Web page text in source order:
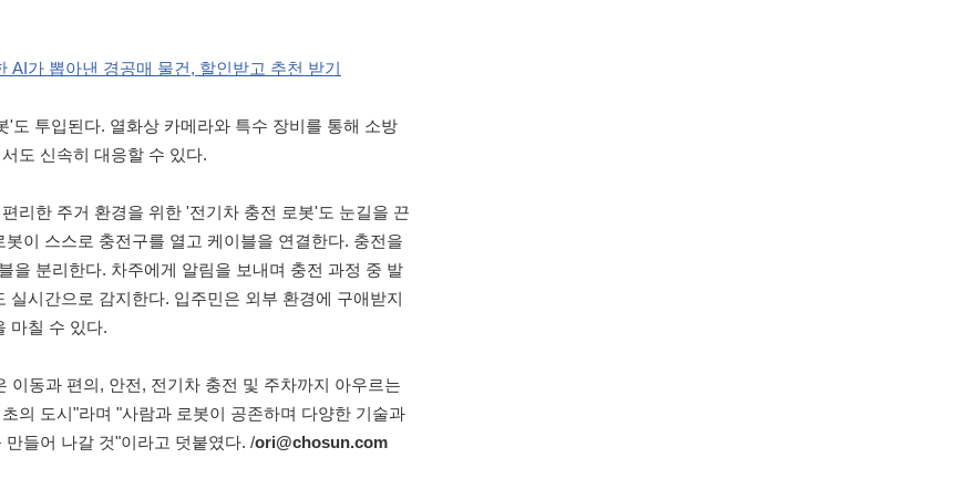
AI가 뽑아낸 경공매 물건, 할인받고 추천 받기
'도 투입된다. 열화상 카메라와 특수 장비를 통해 소방
도 신속히 대응할 수 있다.
리한 주거 환경을 위한 '전기차 충전 로봇'도 눈길을 끈
이 스스로 충전구를 열고 케이블을 연결한다. 충전을
을 분리한다. 차주에게 알림을 보내며 충전 과정 중 발
실시간으로 감지한다. 입주민은 외부 환경에 구애받지
마칠 수 있다.
이동과 편의, 안전, 전기차 충전 및 주차까지 아우르는
의 도시"라며 "사람과 로봇이 공존하며 다양한 기술과
들어 나갈 것"이라고 덧붙였다. /ori@chosun.com